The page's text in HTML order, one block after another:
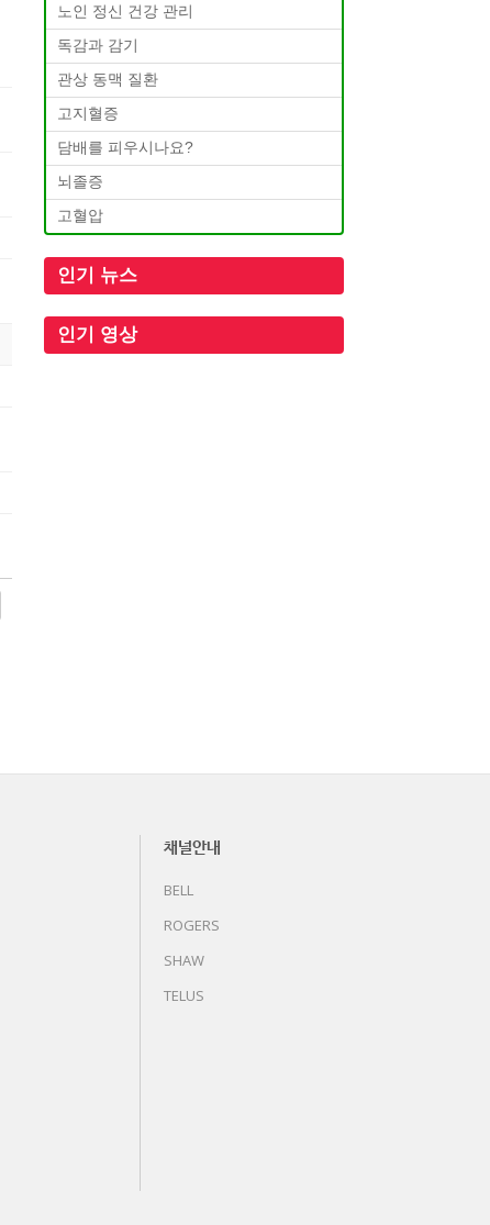
노인 정신 건강 관리
독감과 감기
관상 동맥 질환
고지혈증
담배를 피우시나요?
뇌졸증
고혈압
인기 뉴스
인기 영상
채널안내
BELL
ROGERS
SHAW
TELUS